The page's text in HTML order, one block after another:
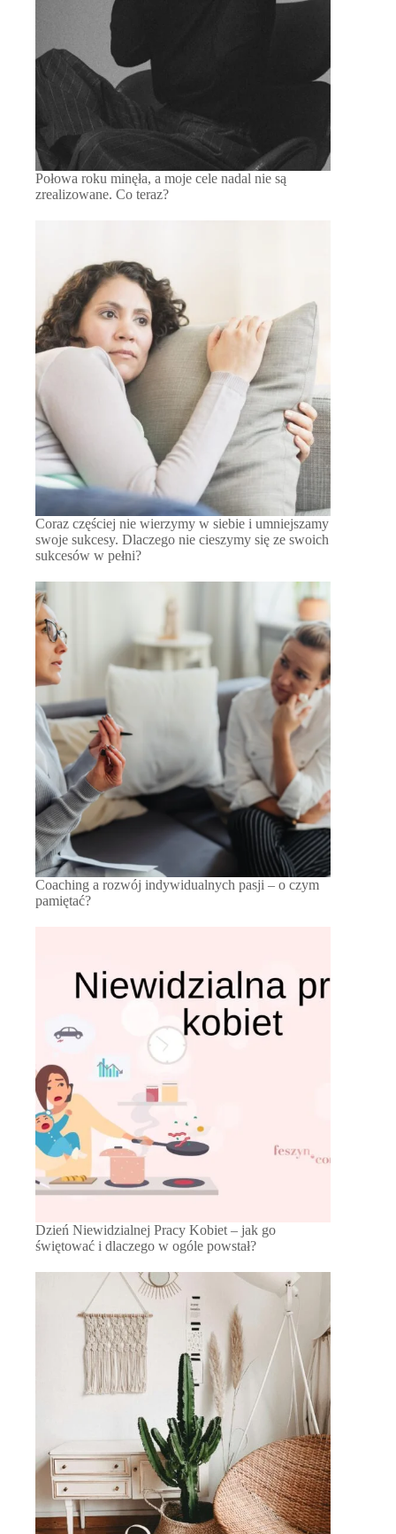
Połowa roku minęła, a moje cele nadal nie są
zrealizowane. Co teraz?
Coraz częściej nie wierzymy w siebie i umniejszamy
swoje sukcesy. Dlaczego nie cieszymy się ze swoich
sukcesów w pełni?
Coaching a rozwój indywidualnych pasji – o czym
pamiętać?
Dzień Niewidzialnej Pracy Kobiet – jak go
świętować i dlaczego w ogóle powstał?